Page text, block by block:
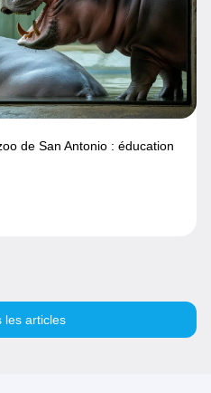
de San Antonio : éducation
les articles